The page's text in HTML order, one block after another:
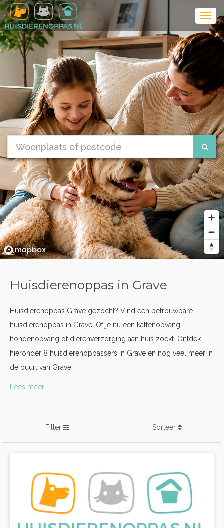
Huisdierenoppas in Grave
Huisdierenoppas Grave gezocht? Vind een betrouwbare
huisdierenoppas in Grave. Of je nu een kattenopvang,
hondenopvang of dierenverzorging aan huis zoekt. Ontdek
hieronder 8 huisdierenoppassers in Grave en nog veel meer in
de buurt van Grave!
Lees meer
Filter Sorteer